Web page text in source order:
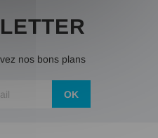
nos bons plans
OK